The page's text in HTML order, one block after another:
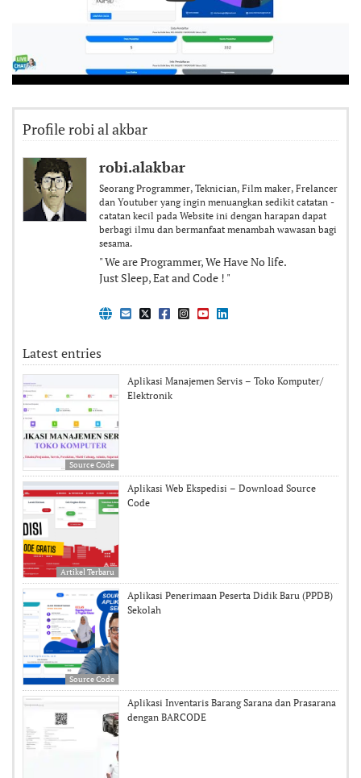
Profile robi al akbar
robi.alakbar
Seorang Programmer, Teknician, Film maker, Frelancer
dan Youtuber yang ingin menuangkan sedikit catatan -
catatan kecil pada Website ini dengan harapan dapat
berbagi ilmu dan bermanfaat menambah wawasan bagi
sesama.
" We are Programmer, We Have No life.
Just Sleep, Eat and Code ! "
Latest entries
Source Code
Aplikasi Manajemen Servis – Toko Komputer/
Elektronik
Artikel Terbaru
Aplikasi Web Ekspedisi – Download Source
Code
Source Code
Aplikasi Penerimaan Peserta Didik Baru (PPDB)
Sekolah
Aplikasi Inventaris Barang Sarana dan Prasarana
dengan BARCODE